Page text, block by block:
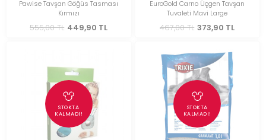
Pawise Tavşan Göğüs Tasması
Kırmızı
555,00 TL 449,90 TL
EuroGold Carno Üçgen Tavşan
Tuvaleti Mavi Large
467,00 TL 373,90 TL
STOKTA
KALMADI!
STOKTA
KALMADI!